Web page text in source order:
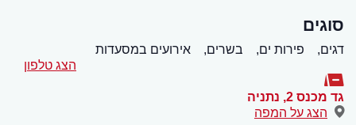
סוגים
דגים, פירות ים, בשרים,
אירועים במסעדות
הצג טלפון
גד מכנס 2 , נתניה
הצג על המפה